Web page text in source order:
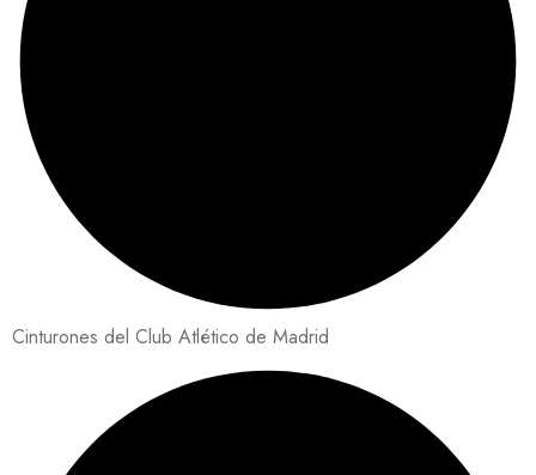
Cinturones del Club Atlético de Madrid